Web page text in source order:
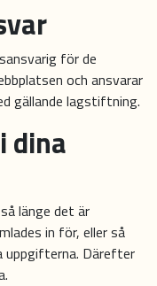
för de
och ansvarar
gällande lagstiftning.
dina
länge det är
in för, eller så
uppgifterna. Därefter